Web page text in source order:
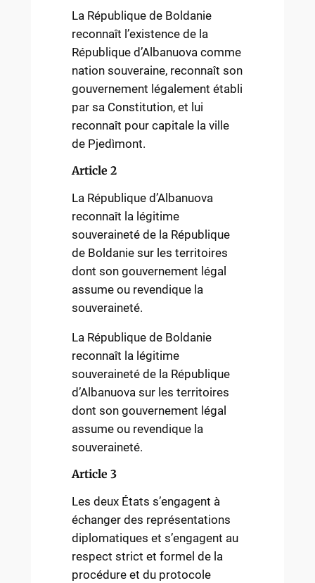
La République de Boldanie
reconnaît l’existence de la
République d’Albanuova comme
nation souveraine, reconnaît son
gouvernement légalement établi
par sa Constitution, et lui
reconnaît pour capitale la ville
de Pjedìmont.
Article 2
La République d’Albanuova
reconnaît la légitime
souveraineté de la République
de Boldanie sur les territoires
dont son gouvernement légal
assume ou revendique la
souveraineté.
La République de Boldanie
reconnaît la légitime
souveraineté de la République
d’Albanuova sur les territoires
dont son gouvernement légal
assume ou revendique la
souveraineté.
Article 3
Les deux États s’engagent à
échanger des représentations
diplomatiques et s’engagent au
respect strict et formel de la
procédure et du protocole